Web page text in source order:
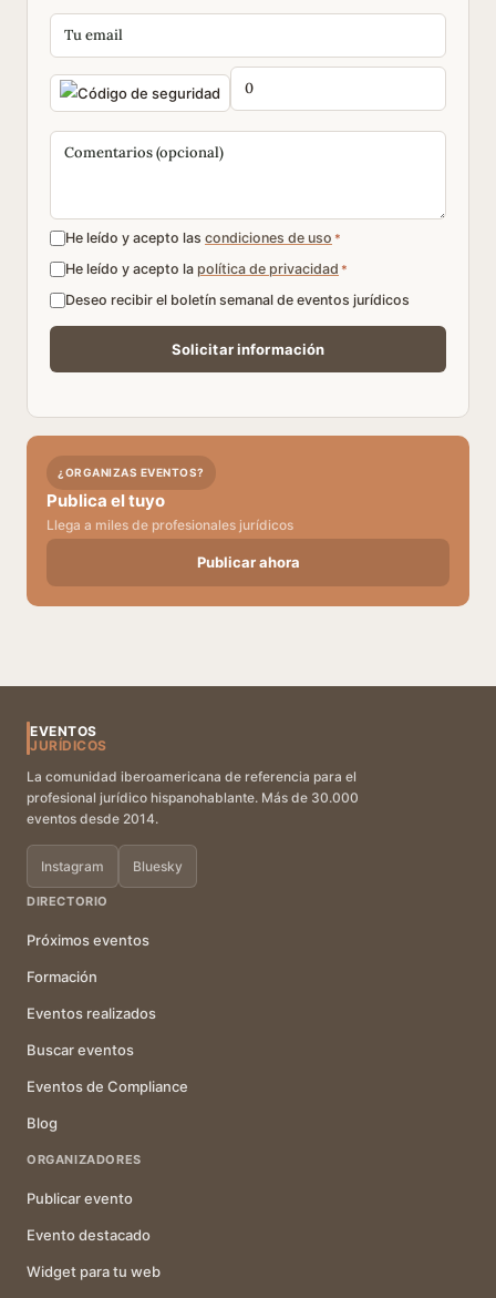
He leído y acepto las condiciones de uso *
He leído y acepto la política de privacidad *
Deseo recibir el boletín semanal de eventos jurídicos
¿ORGANIZAS EVENTOS?
Publica el tuyo
Llega a miles de profesionales jurídicos
Publicar ahora
EVENTOS
JURÍDICOS
La comunidad iberoamericana de referencia para el
profesional jurídico hispanohablante. Más de 30.000
eventos desde 2014.
Instagram Bluesky
DIRECTORIO
Próximos eventos
Formación
Eventos realizados
Buscar eventos
Eventos de Compliance
Blog
ORGANIZADORES
Publicar evento
Evento destacado
Widget para tu web